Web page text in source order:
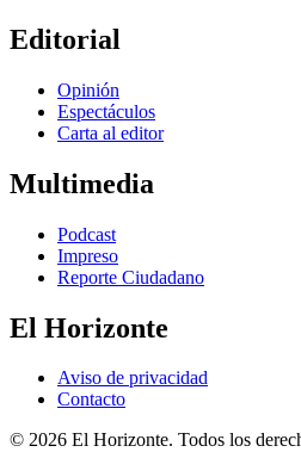
Editorial
Opinión
Espectáculos
Carta al editor
Multimedia
Podcast
Impreso
Reporte Ciudadano
El Horizonte
Aviso de privacidad
Contacto
© 2026 El Horizonte. Todos los